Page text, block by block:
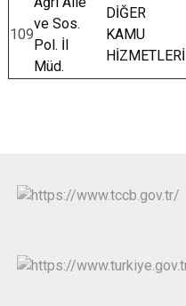
109
ve Sos.
Pol. İl
Müd.
DİĞER
KAMU
HİZMETLERİ